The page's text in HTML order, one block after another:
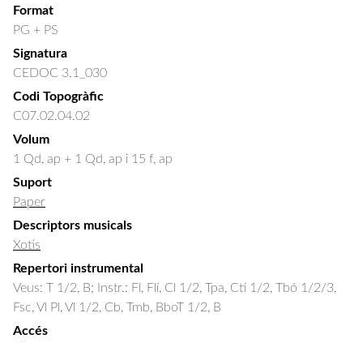
Format
PG + PS
Signatura
CEDOC 3.1_030
Codi Topogràfic
C07.02.04.02
Volum
1 Qd, ap + 1 Qd, ap i 15 f, ap
Suport
Paper
Descriptors musicals
Xotis
Repertori instrumental
Veus: T 1/2, B; Instr.: Fl, Flí, Cl 1/2, Tpa, Ctí 1/2, Tbó 1/2/3,
Fsc, Vl Pl, Vl 1/2, Cb, Tmb, BboT 1/2, B
Accés